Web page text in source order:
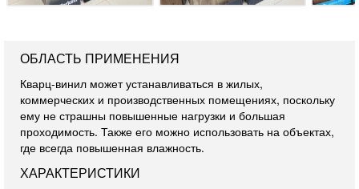
ОБЛАСТЬ ПРИМЕНЕНИЯ
Кварц-винил может устанавливаться в жилых,
коммерческих и производственных помещениях, поскольку
ему не страшны повышенные нагрузки и большая
проходимость. Также его можно использовать на объектах,
где всегда повышенная влажность.
ХАРАКТЕРИСТИКИ